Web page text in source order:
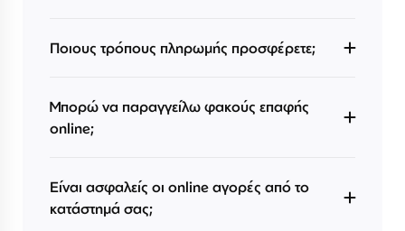
Ποιους τρόπους πληρωμής προσφέρετε;
Μπορώ να παραγγείλω φακούς επαφής
online;
Είναι ασφαλείς οι online αγορές από το
κατάστημά σας;